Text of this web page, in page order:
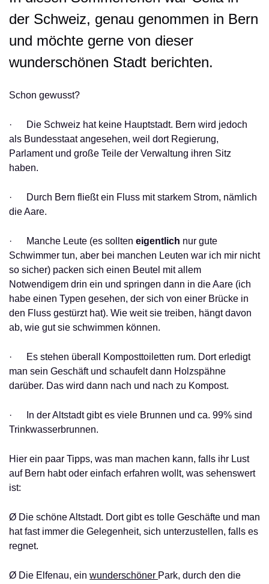
der Schweiz, genau genommen in Bern
und möchte gerne von dieser
wunderschönen Stadt berichten.
Schon gewusst?
· Die Schweiz hat keine Hauptstadt. Bern wird jedoch
als Bundesstaat angesehen, weil dort Regierung,
Parlament und große Teile der Verwaltung ihren Sitz
haben.
· Durch Bern fließt ein Fluss mit starkem Strom, nämlich
die Aare.
· Manche Leute (es sollten eigentlich nur gute
Schwimmer tun, aber bei manchen Leuten war ich mir nicht
so sicher) packen sich einen Beutel mit allem
Notwendigem drin ein und springen dann in die Aare (ich
habe einen Typen gesehen, der sich von einer Brücke in
den Fluss gestürzt hat). Wie weit sie treiben, hängt davon
ab, wie gut sie schwimmen können.
· Es stehen überall Komposttoiletten rum. Dort erledigt
man sein Geschäft und schaufelt dann Holzspähne
darüber. Das wird dann nach und nach zu Kompost.
· In der Altstadt gibt es viele Brunnen und ca. 99% sind
Trinkwasserbrunnen.
Hier ein paar Tipps, was man machen kann, falls ihr Lust
auf Bern habt oder einfach erfahren wollt, was sehenswert
ist:
Ø Die schöne Altstadt. Dort gibt es tolle Geschäfte und man
hat fast immer die Gelegenheit, sich unterzustellen, falls es
regnet.
Ø Die Elfenau, ein wunderschöner Park, durch den die